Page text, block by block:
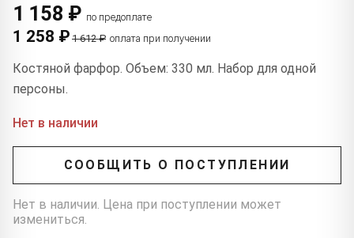
1 158 ₽ по предоплате
1 258 ₽ 1 612 ₽ оплата при получении
Костяной фарфор. Объем: 330 мл. Набор для одной
персоны.
Нет в наличии
СООБЩИТЬ О ПОСТУПЛЕНИИ
Нет в наличии. Цена при поступлении может
измениться.